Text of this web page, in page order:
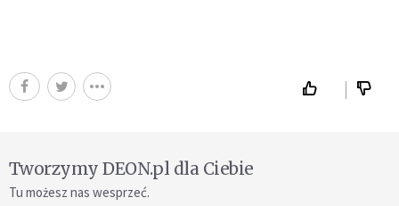
Tworzymy DEON.pl dla Ciebie
Tu możesz nas wesprzeć.